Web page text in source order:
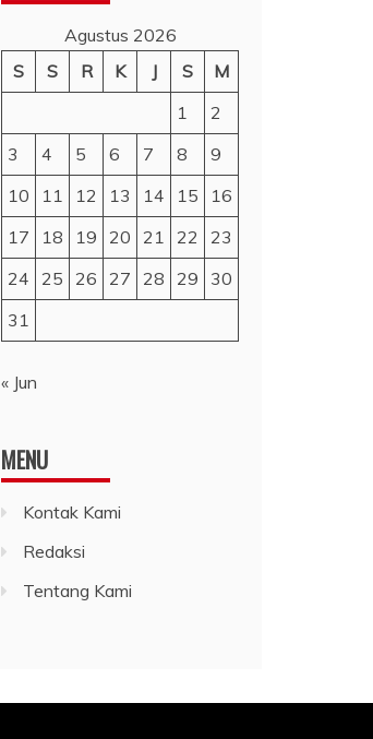
Agustus 2026
S
S R K J S
M
1
2
3
4 5 6 7 8
9
10
11 12 13 14 15
16
17
18 19 20 21 22
23
24
25 26 27 28 29
30
31
« Jun
MENU
Kontak Kami
Redaksi
Tentang Kami